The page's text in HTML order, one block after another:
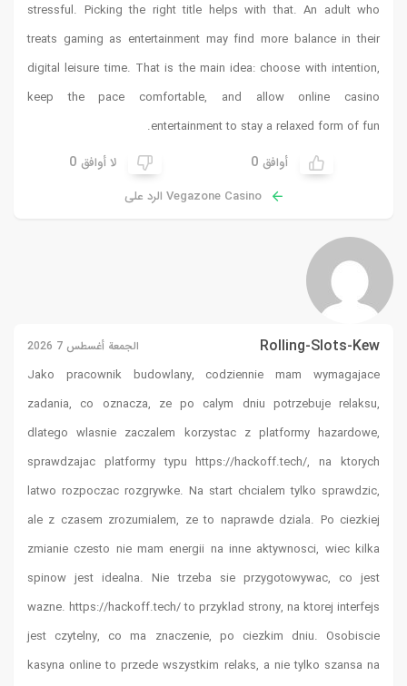
stressful. Picking the right title helps with that. An adult who
treats gaming as entertainment may find more balance in their
digital leisure time. That is the main idea: choose with intention,
keep the pace comfortable, and allow online casino
entertainment to stay a relaxed form of fun.
أوافق 0 لا أوافق 0
Vegazone Casino الرد على
Rolling-Slots-Kew الجمعة أغسطس 7 2026
Jako pracownik budowlany, codziennie mam wymagajace
zadania, co oznacza, ze po calym dniu potrzebuje relaksu,
dlatego wlasnie zaczalem korzystac z platformy hazardowe,
sprawdzajac platformy typuhttps://hackoff.tech/, na ktorych
latwo rozpoczac rozgrywke. Na start chcialem tylko sprawdzic,
ale z czasem zrozumialem, ze to naprawde dziala. Po ciezkiej
zmianie czesto nie mam energii na inne aktywnosci, wiec kilka
spinow jest idealna. Nie trzeba sie przygotowywac, co jest
wazne. https://hackoff.tech/to przyklad strony, na ktorej interfejs
jest czytelny, co ma znaczenie, po ciezkim dniu. Osobiscie
kasyna online to przede wszystkim relaks, a nie tylko szansa na